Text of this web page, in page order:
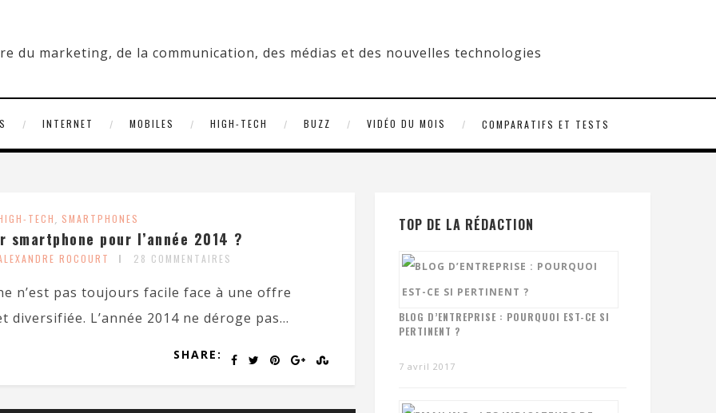
INTERNET MOBILES HIGH-TECH BUZZ VIDÉO DU MOIS COMPARATIFS ET TESTS
TECH, SMARTPHONES
pour l’année 2014 ?
ROCOURT 28 COMMENTAIRES
n’est pas toujours facile face à une offre
L’année 2014 ne déroge pas...
SHARE:
TOP DE LA RÉDACTION
BLOG D’ENTREPRISE : POURQUOI EST-CE SI
PERTINENT ?
7 avril 2017